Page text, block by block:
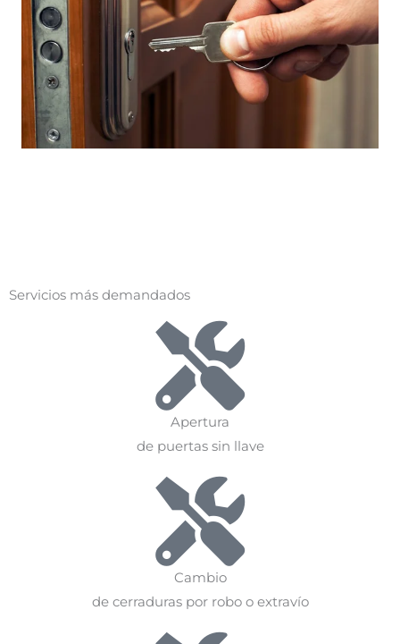
Servicios más demandados
Apertura
de puertas sin llave
Cambio
de cerraduras por robo o extravío